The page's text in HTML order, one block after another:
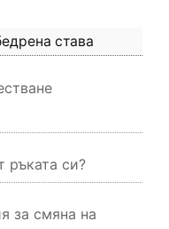
става
ръката си?
за смяна на